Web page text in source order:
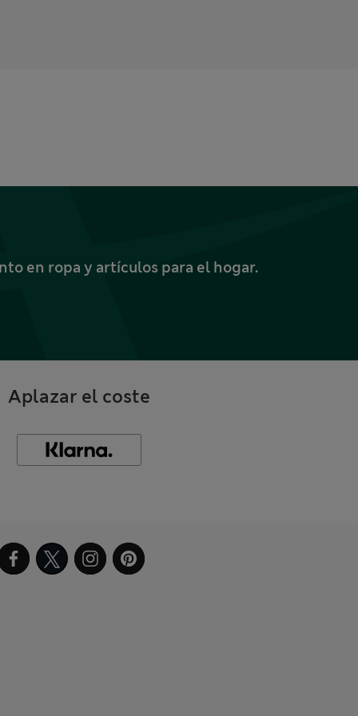
en ropa y artículos para el hogar.
Aplazar el coste